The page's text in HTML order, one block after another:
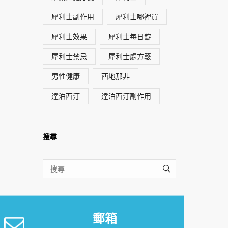
犀利士副作用 犀利士哪裡買
犀利士效果 犀利士每日錠
犀利士禁忌 犀利士處方箋
男性健康 西地那非
達泊西汀 達泊西汀副作用
搜尋
SEARCH
郵箱